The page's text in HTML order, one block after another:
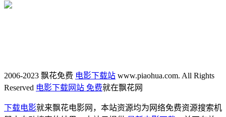
2006-2023 飘花免费 电影下载站 www.piaohua.com. All Rights
Reserved 电影下载网站 免费就在飘花网
下载电影就来飘花电影网，本站资源均为网络免费资源搜索机